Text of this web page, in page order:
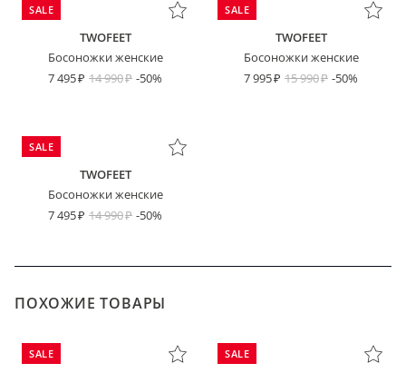
SALE
TWOFEET
Босоножки женские
7 495
14 990 -50%
SALE
TWOFEET
Босоножки женские
7 995
15 990 -50%
SALE
TWOFEET
Босоножки женские
7 495
14 990 -50%
ПОХОЖИЕ ТОВАРЫ
SALE SALE